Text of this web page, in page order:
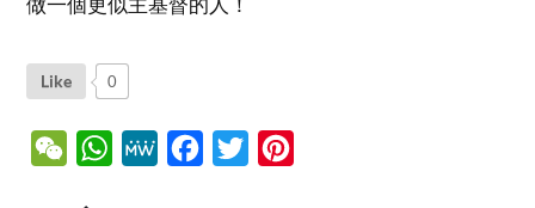
Like 0
WeChatWhatsApp
MeWe Facebook
Twitter